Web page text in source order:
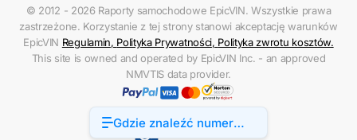
Gdzie znaleźć numer
© 2012 - 2026 Raporty samochodowe EpicVIN. Wszystkie prawa
zastrzeżone. Korzystanie z tej strony stanowi akceptację warunków
EpicVIN Regulamin, Polityka Prywatności, Polityka zwrotu kosztów.
This site is owned and operated by EpicVIN Inc. - an approved
NMVTIS data provider.
Dostępność